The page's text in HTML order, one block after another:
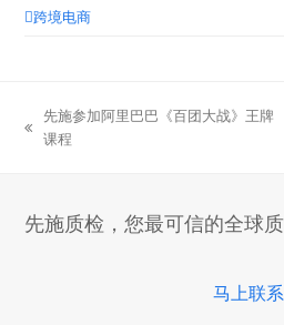
跨境电商
previous
先施参加阿里巴巴《百团大战》王牌
课程
先施质检，您最可信的全球
马上联系